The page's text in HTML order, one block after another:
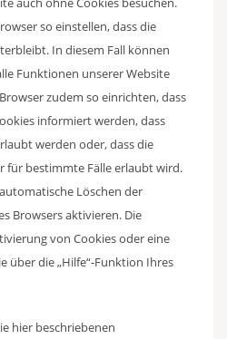
so einstellen, dass die
In diesem Fall können
Funktionen unserer Website
zudem so einrichten, dass
informiert werden, dass
werden oder, dass die
für bestimmte Fälle erlaubt wird.
Löschen der
Browsers aktivieren. Die
von Cookies oder eine
über die „Hilfe“-Funktion Ihres
hier beschriebenen